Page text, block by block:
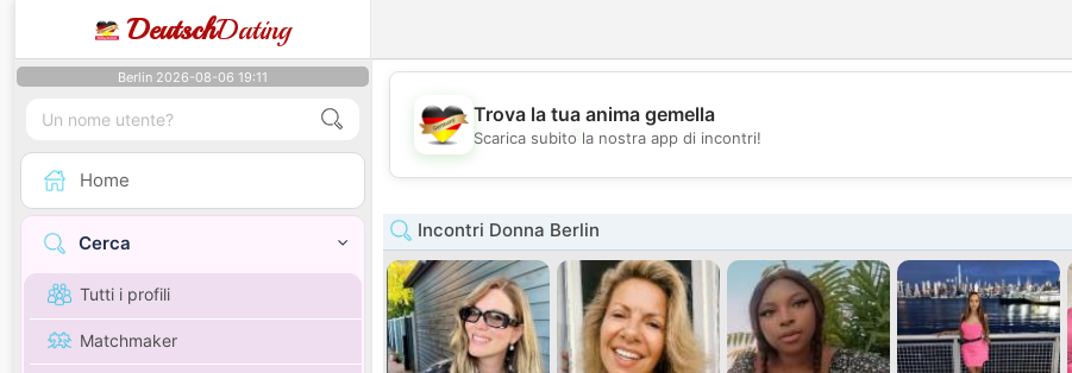
DeutschDating
Berlin 2026-08-06 19:11
Home
Cerca
Tutti i profili
Matchmaker
💖
💕
Trova la tua anima gemella
Scarica subito la nostra app di incontri!
Incontri Donna Berlin